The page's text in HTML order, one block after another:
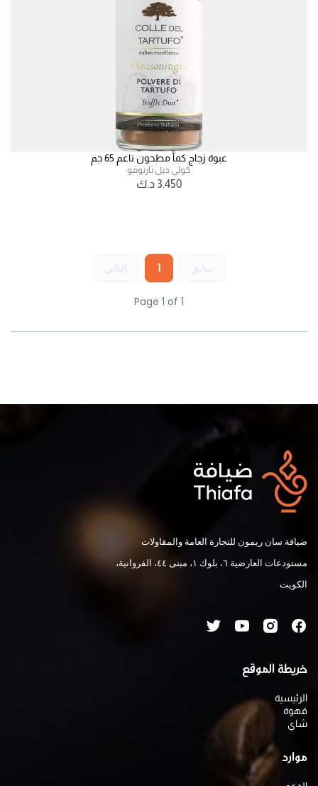
عبوة زجاج كمأ مطحون ناعم 65 جم
كولي ديل تارتوفو
3.450 د.ك
سابق 1 التالي
Page 1 of 1
ضيافة سان ريمون للتجارة العامة والمقاولات
مستودعات العارضية ٦، بلوك ١، مبنى ٤٤، الفروانية،
الكويت
خريطة الموقع
الرئيسية
قهوة
شاي
موارد